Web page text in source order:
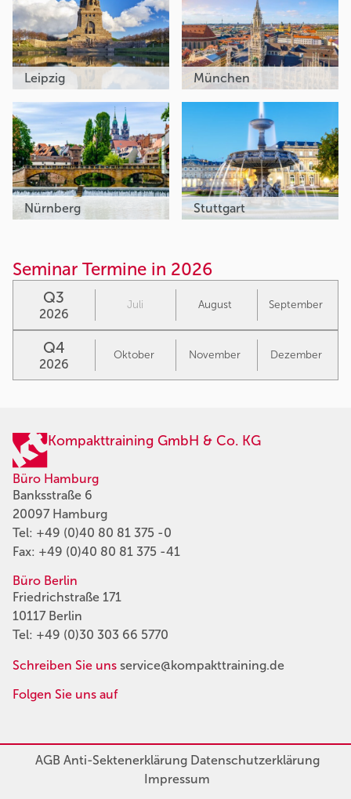
Leipzig München
Nürnberg Stuttgart
Seminar Termine in 2026
Q3
2026
Juli August September
Q4
2026
Oktober November Dezember
Kompakttraining GmbH & Co. KG
Büro Hamburg
Banksstraße 6
20097 Hamburg
Tel: +49 (0)40 80 81 375 -0
Fax: +49 (0)40 80 81 375 -41
Büro Berlin
Friedrichstraße 171
10117 Berlin
Tel: +49 (0)30 303 66 5770
Schreiben Sie uns service@kompakttraining.de
Folgen Sie uns auf
AGBAnti-SektenerklärungDatenschutzerklärung
Impressum